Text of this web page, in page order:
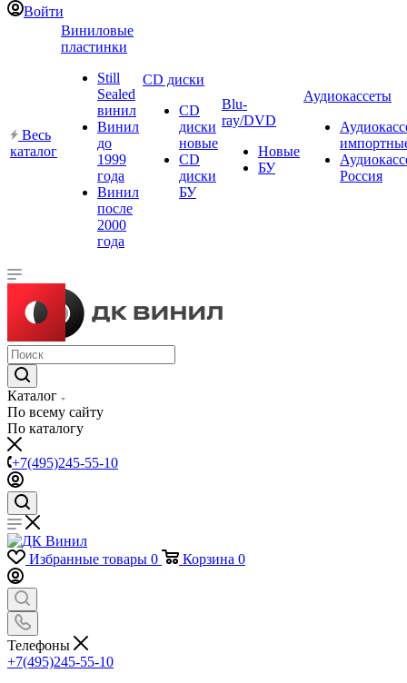
Войти
Весь
каталог
Виниловые
пластинки
Still
Sealed
винил
Винил
до
1999
года
Винил
после
2000
года
CD диски
CD
диски
новые
CD
диски
БУ
Blu-
ray/DVD
Новые
БУ
Аудиокассеты
Россия
Каталог
По всему сайту
По каталогу
+7(495)245-55-10
Избранные товары 0 Корзина 0
Телефоны
+7(495)245-55-10